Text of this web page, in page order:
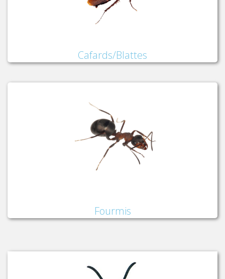
Cafards/Blattes
Fourmis